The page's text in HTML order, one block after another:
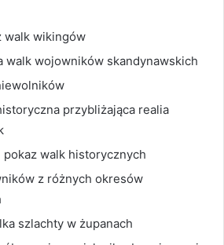
walk wikingów
walk wojowników skandynawskich
przybliżająca realia
pokaz walk historycznych
z różnych okresów
szlachty w żupanach